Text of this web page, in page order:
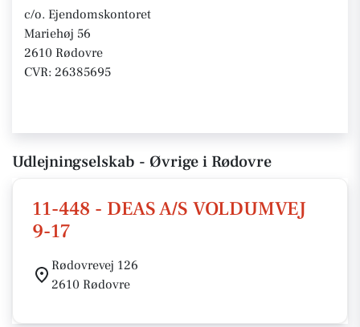
c/o. Ejendomskontoret
Mariehøj 56
2610 Rødovre
CVR: 26385695
Udlejningselskab - Øvrige i Rødovre
11-448 - DEAS A/S VOLDUMVEJ
9-17
Rødovrevej 126
2610 Rødovre